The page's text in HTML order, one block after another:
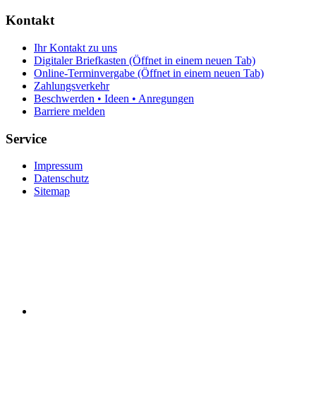
Kontakt
Ihr Kontakt zu uns
Digitaler Briefkasten (Öffnet in einem neuen Tab)
Online-Terminvergabe (Öffnet in einem neuen Tab)
Zahlungsverkehr
Beschwerden • Ideen • Anregungen
Barriere melden
Service
Impressum
Datenschutz
Sitemap